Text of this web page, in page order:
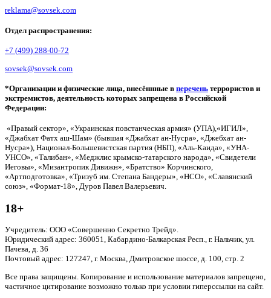
reklama@sovsek.com
Отдел распространения:
+7 (499) 288-00-72
sovsek@sovsek.com
*Организации и физические лица, внесённные в перечень террористов и
экстремистов, деятельность которых запрещена в Российской
Федерации:
«Правый сектор», «Украинская повстанческая армия» (УПА),«ИГИЛ»,
«Джабхат Фатх аш-Шам» (бывшая «Джабхат ан-Нусра», «Джебхат ан-
Нусра»), Национал-Большевистская партия (НБП), «Аль-Каида», «УНА-
УНСО», «Талибан», «Меджлис крымско-татарского народа», «Свидетели
Иеговы», «Мизантропик Дивижн», «Братство» Корчинского,
«Артподготовка», «Тризуб им. Степана Бандеры», «НСО», «Славянский
союз», «Формат-18», Дуров Павел Валерьевич.
18+
Учредитель: ООО «Совершенно Секретно Трейд».
Юридический адрес: 360051, Кабардино-Балкарская Респ., г. Нальчик, ул.
Пачева, д. 36
Почтовый адрес: 127247, г. Москва, Дмитровское шоссе, д. 100, стр. 2
Все права защищены. Копирование и использование материалов запрещено,
частичное цитирование возможно только при условии гиперссылки на сайт.